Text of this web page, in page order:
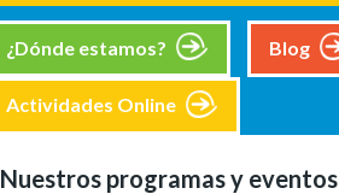
¿Dónde estamos? Blog
Actividades Online
Nuestros programas y eventos